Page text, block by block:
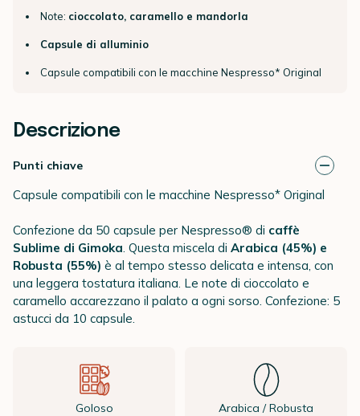
Note: cioccolato, caramello e mandorla
Capsule di alluminio
Capsule compatibili con le macchine Nespresso* Original
Descrizione
Punti chiave
Capsule compatibili con le macchine Nespresso* Original
Confezione da 50 capsule per Nespresso® di caffè
Sublime di Gimoka. Questa miscela di Arabica (45%) e
Robusta (55%) è al tempo stesso delicata e intensa, con
una leggera tostatura italiana. Le note di cioccolato e
caramello accarezzano il palato a ogni sorso. Confezione: 5
astucci da 10 capsule.
Goloso Arabica / Robusta